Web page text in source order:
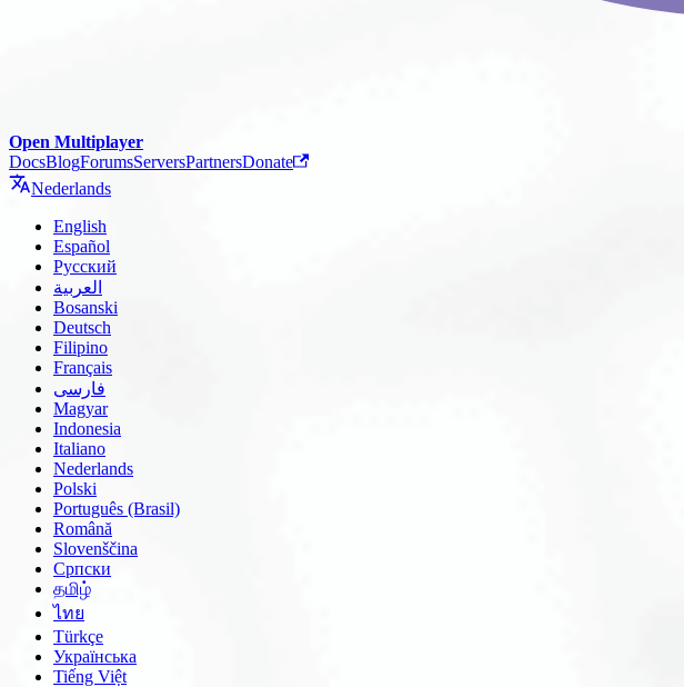
Open Multiplayer
DocsBlogForumsServersPartnersDonate
Nederlands
English
Español
Русский
العربية
Bosanski
Deutsch
Filipino
Français
فارسی
Magyar
Indonesia
Italiano
Nederlands
Polski
Português (Brasil)
Română
Slovenščina
Српски
தமிழ்
ไทย
Türkçe
Українська
Tiếng Việt